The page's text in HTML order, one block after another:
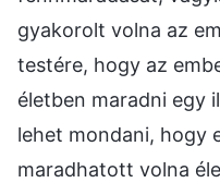
gyakorolt volna az
testére, hogy az
életben maradni egy
lehet mondani, hogy
maradhatott volna